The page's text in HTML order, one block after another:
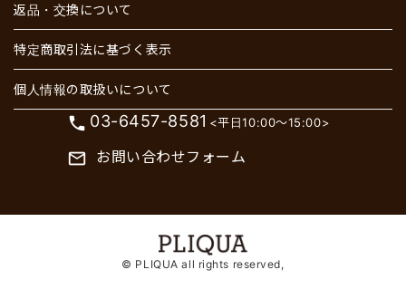
返品・交換について
特定商取引法に基づく表示
個人情報の取扱いについて
phone 03-6457-8581 <平日10:00～15:00>
mail_outline お問い合わせフォーム
© PLIQUA all rights reserved,